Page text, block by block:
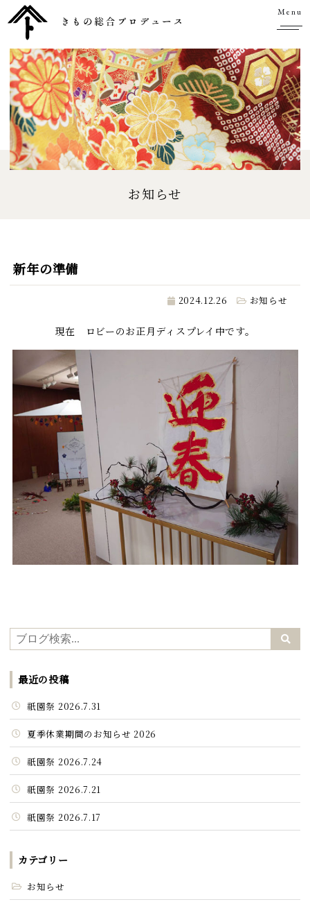
Menu
お知らせ
新年の準備
2024.12.26 お知らせ
現在 ロビーのお正月ディスプレイ中です。
最近の投稿
祇園祭 2026.7.31
夏季休業期間のお知らせ 2026
祇園祭 2026.7.24
祇園祭 2026.7.21
祇園祭 2026.7.17
カテゴリー
お知らせ